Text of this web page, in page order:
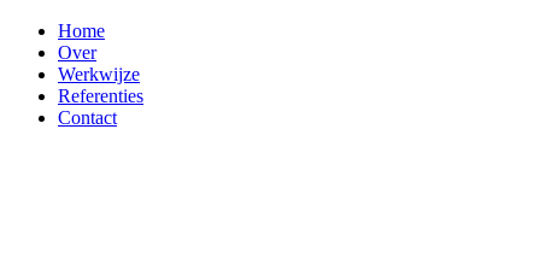
Home
Over
Werkwijze
Referenties
Contact